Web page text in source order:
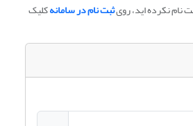
نام نکرده اید، رویثبت نام در سامانهکلیک